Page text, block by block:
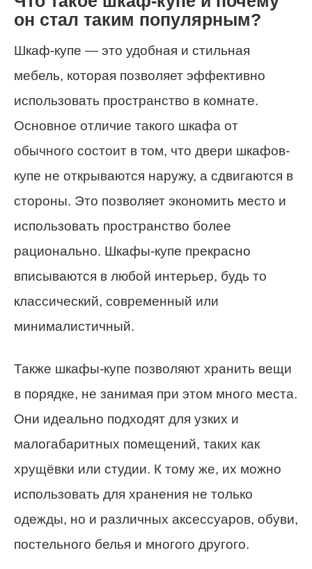
он стал таким популярным?
Шкаф-купе — это удобная и стильная
мебель, которая позволяет эффективно
использовать пространство в комнате.
Основное отличие такого шкафа от
обычного состоит в том, что двери шкафов-
купе не открываются наружу, а сдвигаются в
стороны. Это позволяет экономить место и
использовать пространство более
рационально. Шкафы-купе прекрасно
вписываются в любой интерьер, будь то
классический, современный или
минималистичный.
Также шкафы-купе позволяют хранить вещи
в порядке, не занимая при этом много места.
Они идеально подходят для узких и
малогабаритных помещений, таких как
хрущёвки или студии. К тому же, их можно
использовать для хранения не только
одежды, но и различных аксессуаров, обуви,
постельного белья и многого другого.